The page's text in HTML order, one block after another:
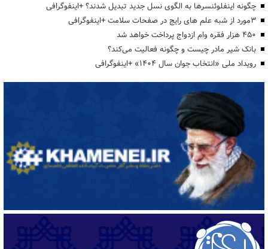
چگونه اینفلوئنسرها به الگوی نسل جدید تبدیل شدند؟ +اینفوگرافی
3مورد از شبه علم های رایج در صفحات سلامت +اینفوگرافی
۴۵۰ هزار فقره وام ازدواج پرداخت خواهد شد
بانک شیر مادر چیست و چگونه فعالیت می‌کند؟
رویداد ملی «انتخاب جوان سال ۱۴۰۴» +اینفوگرافی